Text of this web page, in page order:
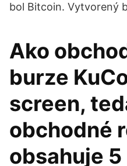
bol Bitcoin. Vytvorený
Ako
burze
screen,
obchodné
obsahuje